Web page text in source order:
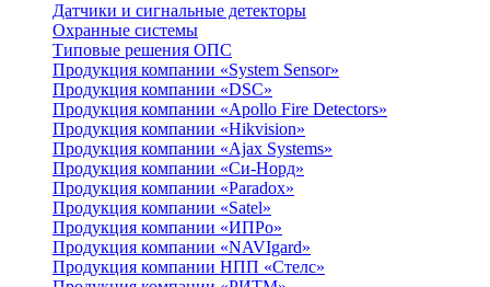
Датчики и сигнальные детекторы
Охранные системы
Типовые решения ОПС
Продукция компании «System Sensor»
Продукция компании «DSC»
Продукция компании «Apollo Fire Detectors»
Продукция компании «Hikvision»
Продукция компании «Ajax Systems»
Продукция компании «Си-Норд»
Продукция компании «Paradox»
Продукция компании «Satel»
Продукция компании «ИПРо»
Продукция компании «NAVIgard»
Продукция компании НПП «Стелс»